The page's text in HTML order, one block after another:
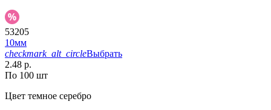
53205
10мм
checkmark_alt_circleВыбрать
2.48 р.
По 100 шт
Цвет темное серебро